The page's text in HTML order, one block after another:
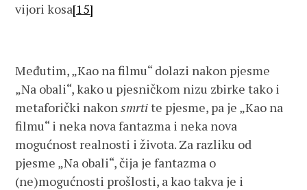
vijori kosa[15]
Međutim, „Kao na filmu“ dolazi nakon pjesme
„Na obali“, kako u pjesničkom nizu zbirke tako i
metaforički nakonsmrtite pjesme, pa je „Kao na
filmu“ i neka nova fantazma i neka nova
mogućnost realnosti i života. Za razliku od
pjesme „Na obali“, čija je fantazma o
(ne)mogućnosti prošlosti, a kao takva je i